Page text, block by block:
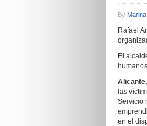
By Marina
Rafael
El
las
Servicio
en el